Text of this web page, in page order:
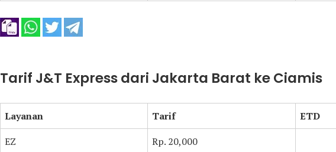
Tarif J&T Express dari Jakarta Barat ke Ciamis
Layanan Tarif
ETD
EZ
Rp. 20,000